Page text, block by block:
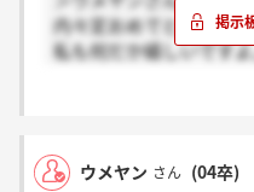
内々定おめでとうござ
私も何だか嬉しいです
そして、丁寧な説明あ
思います（汗）が、楽
ウメヤン さん (04卒)